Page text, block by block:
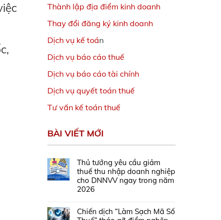
Thành lập địa điểm kinh doanh
Thay đổi đăng ký kinh doanh
Dịch vụ kế toán
Dịch vụ báo cáo thuế
Dịch vụ báo cáo tài chính
Dịch vụ quyết toán thuế
Tư vấn kế toán thuế
BÀI VIẾT MỚI
Thủ tướng yêu cầu giảm
thuế thu nhập doanh nghiệp
cho DNNVV ngay trong năm
2026
Chiến dịch “Làm Sạch Mã Số